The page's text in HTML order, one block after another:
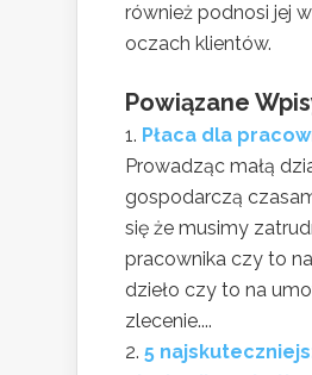
również podnosi jej
oczach klientów.
Powiązane
Płaca dla
Prowadząc małą
gospodarczą
się że musimy
pracownika czy to
dzieło czy to na
zlecenie....
5